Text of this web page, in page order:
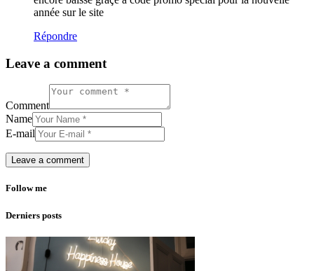
année sur le site
Répondre
Leave a comment
Comment
Name
E-mail
Follow me
Derniers posts